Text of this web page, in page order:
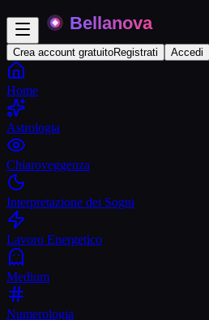
Crea account gratuitoRegistrati Accedi
Home
Astrologia
Chiaroveggenza
Interpretazione dei Sogni
Lavoro Energetico
Medium
Numerologia